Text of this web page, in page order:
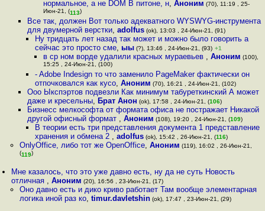
нормальное, а не DOM В питоне, н, Аноним (70), 11:19 , 25-
Июн-21, (113)
Все так, должен Вот только адекватного WYSWYG-инструмента
для двумерной верстки, adolfus(ok), 13:03 , 24-Июн-21, (91)
Ну тридцать лет назад так может и можно было говорить а
сейчас это просто сме, ыы (?), 13:46 , 24-Июн-21, (93) +1
в ср ном ворде удалили красных мураевьев , Аноним (100),
15:25 , 24-Июн-21, (100)
- Adobe Indesign то что заменило PageMaker фактически он
отпочковался как кусо,Аноним (70), 16:21 , 24-Июн-21, (102)
Ооо Ыкспэртов подвезли Как минимум табуреткинский А может
даже и кресельны, Брат Анон (ok), 17:58 , 24-Июн-21, (106)
Бизнесс мелкософта от формата офиса не постражает Никакой
другой офисный формат , Аноним (108), 19:20 , 24-Июн-21, (109)
В теории есть три представления документа 1 представление
хранения и обмена 2 ,adolfus (ok), 15:42 , 26-Июн-21, (116)
OnlyOffice, либо тот же OpenOffice, Аноним (119), 16:02 , 26-Июн-21,
(119)
Мне казалось, что это уже давно есть, ну да не суть Новость
отличная ,Аноним (20), 16:56 , 23-Июн-21, (17)
Оно давно есть и дико криво работает Там вообще элементарная
логика иной раз ко, timur.davletshin(ok), 17:47 , 23-Июн-21, (29)